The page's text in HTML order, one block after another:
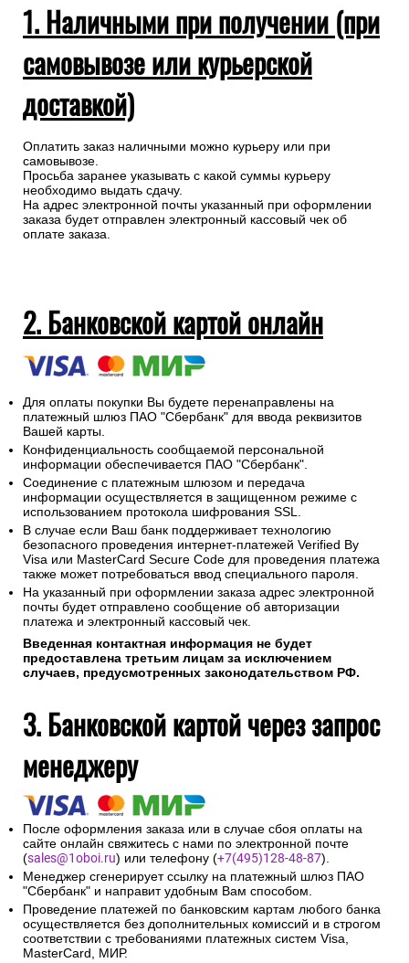
1. Наличными при получении (при
самовывозе или курьерской
доставкой)
Оплатить заказ наличными можно курьеру или при
самовывозе.
Просьба заранее указывать с какой суммы курьеру
необходимо выдать сдачу.
На адрес электронной почты указанный при оформлении
заказа будет отправлен электронный кассовый чек об
оплате заказа.
2. Банковской картой онлайн
Для оплаты покупки Вы будете перенаправлены на
платежный шлюз ПАО "Сбербанк" для ввода реквизитов
Вашей карты.
Конфиденциальность сообщаемой персональной
информации обеспечивается ПАО "Сбербанк".
Соединение с платежным шлюзом и передача
информации осуществляется в защищенном режиме с
использованием протокола шифрования SSL.
В случае если Ваш банк поддерживает технологию
безопасного проведения интернет-платежей Verified By
Visa или MasterCard Secure Code для проведения платежа
также может потребоваться ввод специального пароля.
На указанный при оформлении заказа адрес электронной
почты будет отправлено сообщение об авторизации
платежа и электронный кассовый чек.
Введенная контактная информация не будет
предоставлена третьим лицам за исключением
случаев, предусмотренных законодательством РФ.
3. Банковской картой через запрос
менеджеру
После оформления заказа или в случае сбоя оплаты на
сайте онлайн свяжитесь с нами по электронной почте
(sales@1oboi.ru) или телефону (+7(495)128-48-87).
Менеджер сгенерирует ссылку на платежный шлюз ПАО
"Сбербанк" и направит удобным Вам способом.
Проведение платежей по банковским картам любого банка
осуществляется без дополнительных комиссий и в строгом
соответствии с требованиями платежных систем Visa,
MasterCard, МИР.